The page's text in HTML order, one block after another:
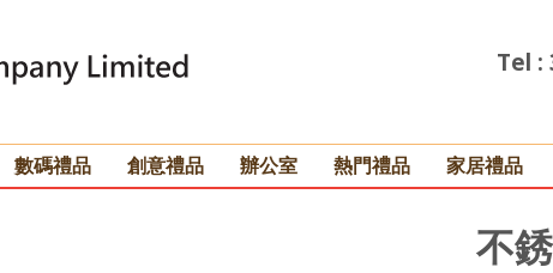
Tel :
數碼禮品 創意禮品 辦公室 熱門禮品 家居禮品
不